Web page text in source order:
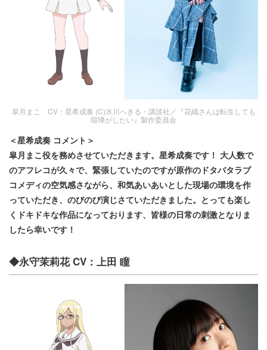
皐月まこ CV：星希成奏 (C)氷川へきる・講談社／『花織さんは転生しても
喧嘩がしたい』製作委員会
＜星希成奏 コメント＞
皐月まこ役を務めさせていただきます。星希成奏です！ 大人数で
のアフレコが久々で、緊張していたのですが原作のドタバタラブ
コメディの空気感さながら、和気あいあいとした現場の環境を作
っていただき、のびのび演じさていただきました。とっても楽し
くドキドキな作品になっております、皆様の日常の刺激となりま
したら幸いです！
◆永守茉莉花 CV：上田 瞳